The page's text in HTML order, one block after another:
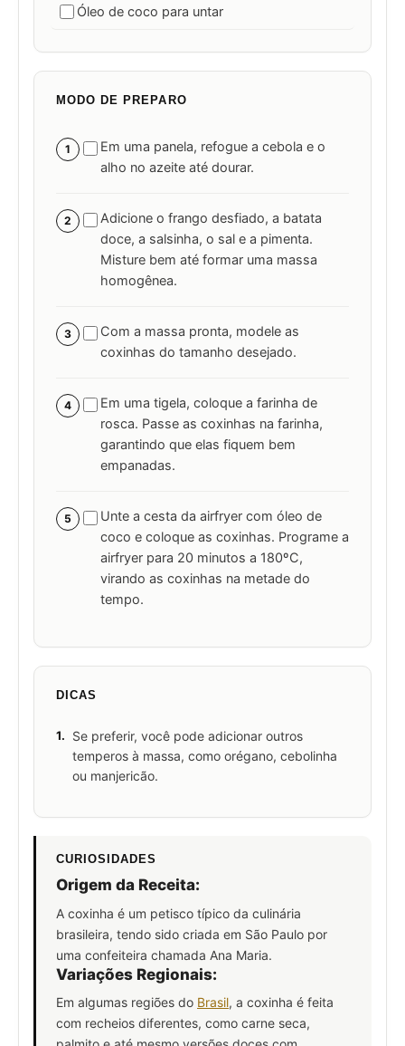
Óleo de coco para untar
MODO DE PREPARO
1
Em uma panela, refogue a cebola e o
alho no azeite até dourar.
2
Adicione o frango desfiado, a batata
doce, a salsinha, o sal e a pimenta.
Misture bem até formar uma massa
homogênea.
3
Com a massa pronta, modele as
coxinhas do tamanho desejado.
4
Em uma tigela, coloque a farinha de
rosca. Passe as coxinhas na farinha,
garantindo que elas fiquem bem
empanadas.
5
Unte a cesta da airfryer com óleo de
coco e coloque as coxinhas. Programe a
airfryer para 20 minutos a 180ºC,
virando as coxinhas na metade do
tempo.
DICAS
1.
Se preferir, você pode adicionar outros
temperos à massa, como orégano, cebolinha
ou manjericão.
CURIOSIDADES
Origem da Receita:
A coxinha é um petisco típico da culinária
brasileira, tendo sido criada em São Paulo por
uma confeiteira chamada Ana Maria.
Variações Regionais:
Em algumas regiões do Brasil, a coxinha é feita
com recheios diferentes, como carne seca,